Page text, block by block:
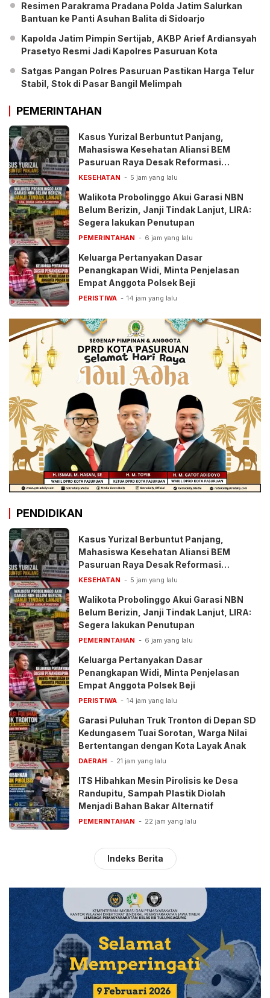
Resimen Parakrama Pradana Polda Jatim Salurkan
Bantuan ke Panti Asuhan Balita di Sidoarjo
Kapolda Jatim Pimpin Sertijab, AKBP Arief Ardiansyah
Prasetyo Resmi Jadi Kapolres Pasuruan Kota
Satgas Pangan Polres Pasuruan Pastikan Harga Telur
Stabil, Stok di Pasar Bangil Melimpah
PEMERINTAHAN
Kasus Yurizal Berbuntut Panjang,
Mahasiswa Kesehatan Aliansi BEM
Pasuruan Raya Desak Reformasi
Pelayanan BPJS
KESEHATAN 5 jam yang lalu
Walikota Probolinggo Akui Garasi NBN
Belum Berizin, Janji Tindak Lanjut, LIRA:
Segera lakukan Penutupan
PEMERINTAHAN 6 jam yang lalu
Keluarga Pertanyakan Dasar
Penangkapan Widi, Minta Penjelasan
Empat Anggota Polsek Beji
PERISTIWA 14 jam yang lalu
PENDIDIKAN
Kasus Yurizal Berbuntut Panjang,
Mahasiswa Kesehatan Aliansi BEM
Pasuruan Raya Desak Reformasi
Pelayanan BPJS
KESEHATAN 5 jam yang lalu
Walikota Probolinggo Akui Garasi NBN
Belum Berizin, Janji Tindak Lanjut, LIRA:
Segera lakukan Penutupan
PEMERINTAHAN 6 jam yang lalu
Keluarga Pertanyakan Dasar
Penangkapan Widi, Minta Penjelasan
Empat Anggota Polsek Beji
PERISTIWA 14 jam yang lalu
Garasi Puluhan Truk Tronton di Depan SD
Kedungasem Tuai Sorotan, Warga Nilai
Bertentangan dengan Kota Layak Anak
DAERAH 21 jam yang lalu
ITS Hibahkan Mesin Pirolisis ke Desa
Randupitu, Sampah Plastik Diolah
Menjadi Bahan Bakar Alternatif
PEMERINTAHAN 22 jam yang lalu
Indeks Berita